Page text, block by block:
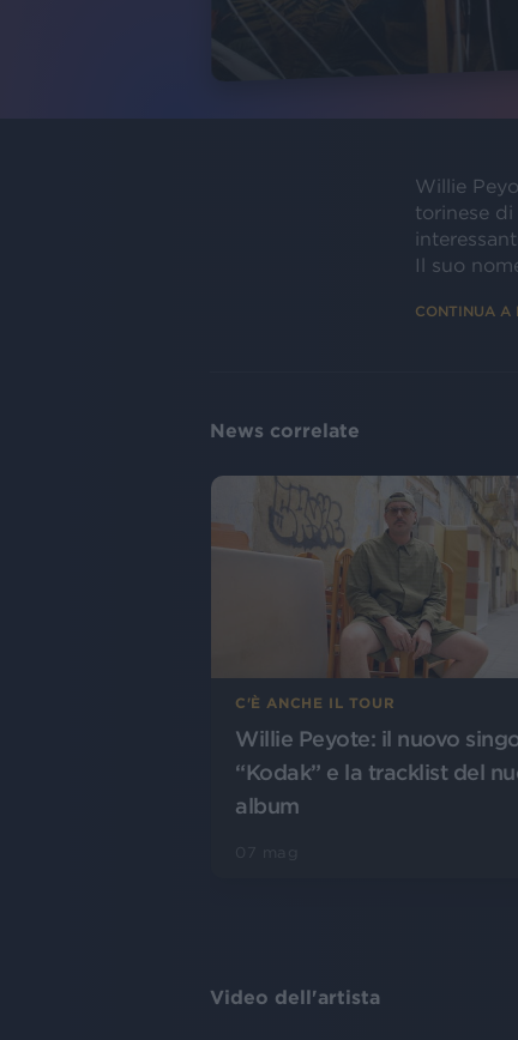
Willie
torinese
Il suo
CONTINUA A
News correlate
C'È ANCHE IL TOUR
Willie Peyote: il nuovo
“Kodak” e la tracklist del
album
Video dell'artista